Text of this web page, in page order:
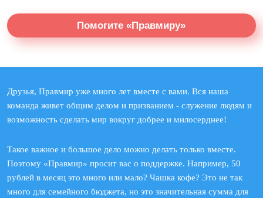
Помогите «Правмиру»
Друзья, Правмир уже много лет вместе с вами. Вся наша
команда живет общим делом и призванием - служение людям и
возможность сделать мир вокруг добрее и милосерднее!
Такое важное и большое дело можно делать только вместе.
Поэтому «Правмир» просит вас о поддержке. Например, 50
рублей в месяц это много или мало? Чашка кофе? Это не так
много для семейного бюджета, но это значительная сумма для